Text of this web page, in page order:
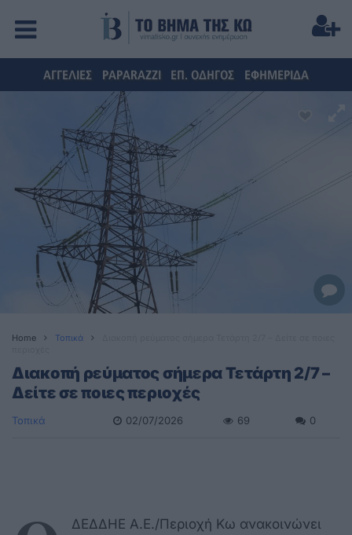
ΑΓΓΕΛΙΕΣ PAPARAZZI ΕΠ. ΟΔΗΓΟΣ ΕΦΗΜΕΡΙΔΑ
Home Τοπικά
Διακοπή ρεύματος σήμερα Τετάρτη 2/7 –
Δείτε σε ποιες περιοχές
Τοπικά 02/07/2026 69 0
ΔΕΔΔΗΕ Α.Ε./Περιοχή Κω ανακοινώνει